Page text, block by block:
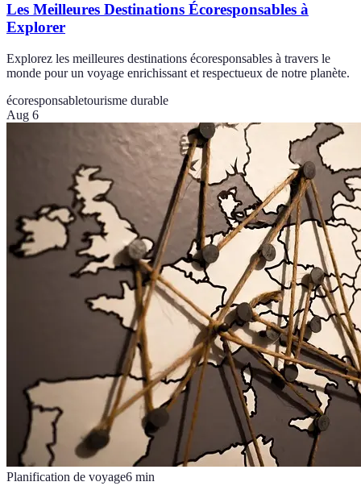
Les Meilleures Destinations Écoresponsables à
Explorer
Explorez les meilleures destinations écoresponsables à travers le
monde pour un voyage enrichissant et respectueux de notre planète.
écoresponsabletourisme durable
Aug 6
Planification de voyage6 min